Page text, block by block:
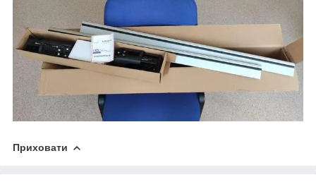
Приховати